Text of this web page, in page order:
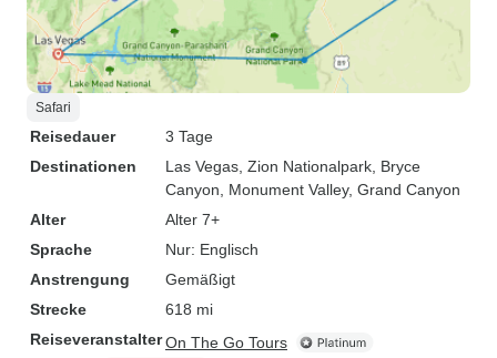
Safari
Reisedauer
3 Tage
Destinationen
Las Vegas , Zion Nationalpark , Bryce
Canyon , Monument Valley, Grand Canyon
Alter
Alter 7+
Sprache
Nur: Englisch
Anstrengung
Gemäßigt
Strecke
618 mi
ReiseveranstalterOn The Go Tours